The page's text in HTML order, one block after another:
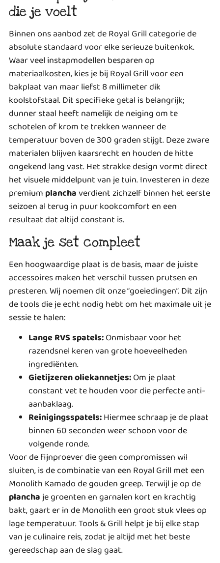
die je voelt
Binnen ons aanbod zet de Royal Grill categorie de
absolute standaard voor elke serieuze buitenkok.
Waar veel instapmodellen besparen op
materiaalkosten, kies je bij Royal Grill voor een
bakplaat van maar liefst 8 millimeter dik
koolstofstaal. Dit specifieke getal is belangrijk;
dunner staal heeft namelijk de neiging om te
schotelen of krom te trekken wanneer de
temperatuur boven de 300 graden stijgt. Deze zware
materialen blijven kaarsrecht en houden de hitte
ongekend lang vast. Het strakke design vormt direct
het visuele middelpunt van je tuin. Investeren in deze
premium planchaverdient zichzelf binnen het eerste
seizoen al terug in puur kookcomfort en een
resultaat dat altijd constant is.
Maak je set compleet
Een hoogwaardige plaat is de basis, maar de juiste
accessoires maken het verschil tussen prutsen en
presteren. Wij noemen dit onze “goeiedingen”. Dit zijn
de tools die je echt nodig hebt om het maximale uit je
sessie te halen:
Lange RVS spatels:Onmisbaar voor het
razendsnel keren van grote hoeveelheden
ingrediënten.
Gietijzeren oliekannetjes:Om je plaat
constant vet te houden voor die perfecte anti-
aanbaklaag.
Reinigingsspatels:Hiermee schraap je de plaat
binnen 60 seconden weer schoon voor de
volgende ronde.
Voor de fijnproever die geen compromissen wil
sluiten, is de combinatie van een Royal Grill met een
Monolith Kamado de gouden greep. Terwijl je op de
planchaje groenten en garnalen kort en krachtig
bakt, gaart er in de Monolith een groot stuk vlees op
lage temperatuur. Tools & Grill helpt je bij elke stap
van je culinaire reis, zodat je altijd met het beste
gereedschap aan de slag gaat.